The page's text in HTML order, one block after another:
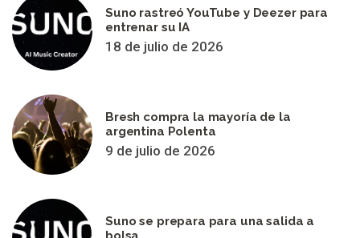
Suno rastreó YouTube y Deezer para
entrenar su IA
18 de julio de 2026
Bresh compra la mayoría de la
argentina Polenta
9 de julio de 2026
Suno se prepara para una salida a